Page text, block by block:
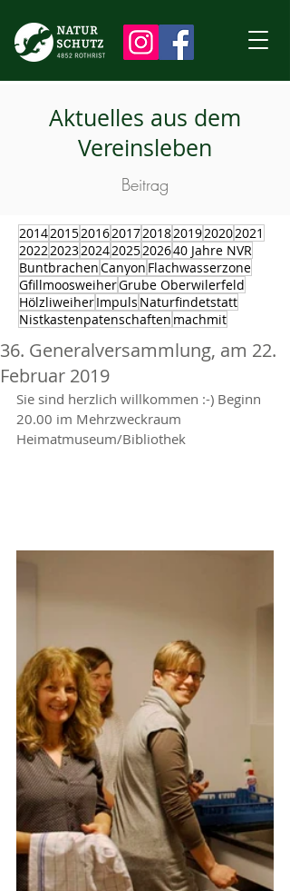
Aktuelles aus dem
Vereinsleben
Beitrag
20142015201620172018201920202021
2022202320242025202640 Jahre NVR
BuntbrachenCanyon Flachwasserzone
GfillmoosweiherGrube Oberwilerfeld
HölzliweiherImpuls Naturfindetstatt
Nistkastenpatenschaften machmit
36. Generalversammlung, am 22.
Februar 2019
Sie sind herzlich willkommen :-) Beginn
20.00 im Mehrzweckraum
Heimatmuseum/Bibliothek